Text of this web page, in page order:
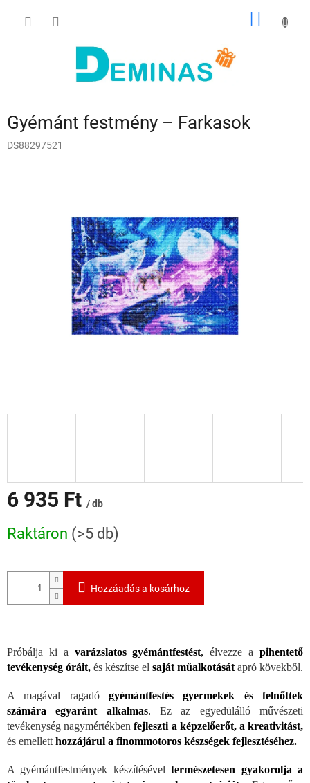
KOSÁR
Gyémánt festmény – Farkasok
DS88297521
6 935 Ft / db
Raktáron (>5 db)
Hozzáadás a kosárhoz
Próbálja ki a varázslatos gyémántfestést, élvezze apihentető
tevékenység óráit, és készítse el saját műalkotását apró kövekből.
A magával ragadó gyémántfestés gyermekek és felnőttek
számára egyaránt alkalmas. Ez az egyedülálló művészeti
tevékenység nagymértékbenfejleszti a képzelőerőt, a kreativitást,
és emellett hozzájárul a finommotoros készségek fejlesztéséhez.
A gyémántfestmények készítéséveltermészetesen gyakorolja a